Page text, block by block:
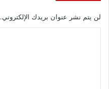
لن يتم نشر عنوان بريدك الإلكتروني.